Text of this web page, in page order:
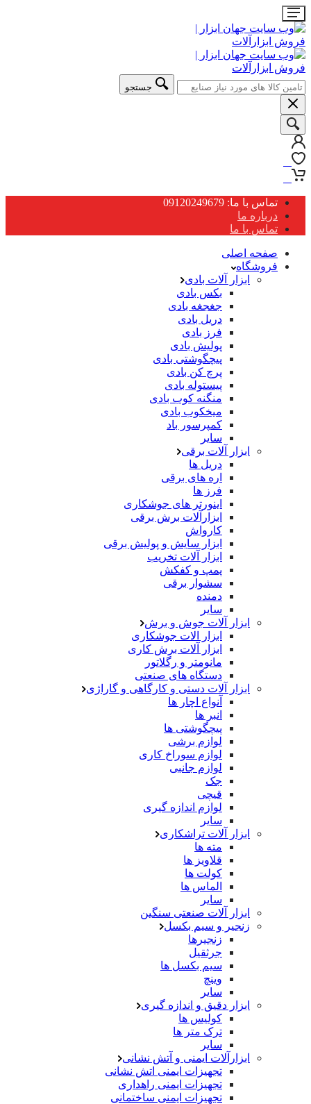
جستجو
تماس با ما: 09120249679
درباره ما
تماس با ما
صفحه اصلی
فروشگاه
ابزار آلات بادی
بکس بادی
جغجغه بادی
دریل بادی
فرز بادی
پولیش بادی
پیچگوشتی بادی
پرچ کن بادی
پیستوله بادی
منگنه کوب بادی
میخکوب بادی
کمپرسور باد
سایر
ابزار آلات برقی
دریل ها
اره های برقی
فرز ها
اینورتر های جوشکاری
ابزارآلات برش برقی
کارواش
ابزار سایش و پولیش برقی
ابزار آلات تخریب
پمپ و کفکش
سشوار برقی
دمنده
سایر
ابزار آلات جوش و برش
ابزار الات جوشکاری
ابزار آلات برش کاری
مانومتر و رگلاتور
دستگاه های صنعتی
ابزار آلات دستی و کارگاهی و گاراژی
آنواع اچار ها
انبر ها
پیچگوشتی ها
لوازم برشی
لوازم سوراخ کاری
لوازم جانبی
جک
قیچی
لوازم اندازه گیری
سایر
ابزار آلات تراشکاری
مته ها
قلاویز ها
کولت ها
الماس ها
سایر
ابزار آلات صنعتی سنگین
زنجیر و سیم بکسل
زنجیرها
جرثقیل
سیم بکسل ها
وینچ
سایر
ابزار دقیق و اندازه گیری
کولیس ها
ترک متر ها
سایر
ابزارآلات ایمنی و آتش نشانی
تجهیزات ایمنی اتش نشانی
تجهیزات ایمنی راهداری
تجهیزات ایمنی ساختمانی